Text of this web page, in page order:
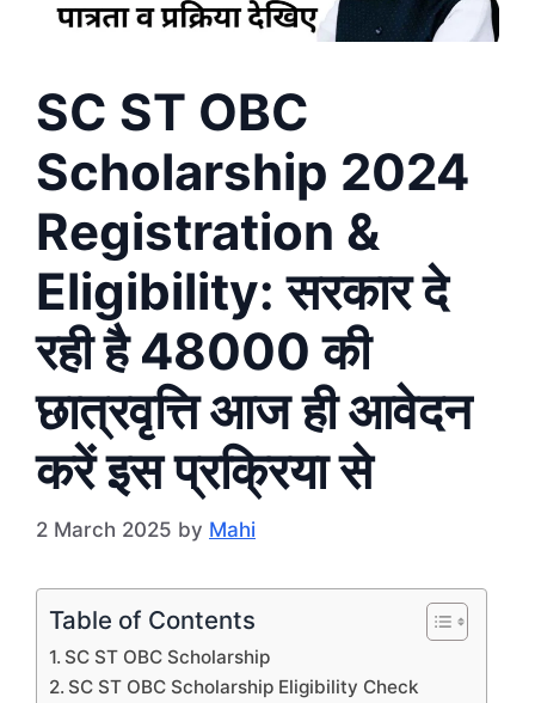
SC ST OBC
Scholarship 2024
Registration &
Eligibility: सरकार दे
रही है 48000 की
छात्रवृत्ति आज ही आवेदन
करें इस प्रक्रिया से
2 March 2025 by Mahi
Table of Contents
SC ST OBC Scholarship
SC ST OBC Scholarship Eligibility Check